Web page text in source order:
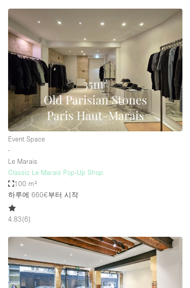
Event Space
∙
Le Marais
Classic Le Marais Pop-Up Shop
100 m²
하루에 660€부터 시작
4.83(6)